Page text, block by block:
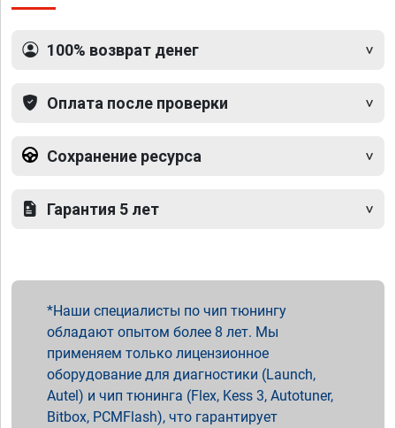
100% возврат денег
Оплата после проверки
Сохранение ресурса
Гарантия 5 лет
Наши специалисты по чип тюнингу
обладают опытом более 8 лет. Мы
применяем только лицензионное
оборудование для диагностики (Launch,
Autel) и чип тюнинга (Flex, Kess 3, Autotuner,
Bitbox, PCMFlash), что гарантирует